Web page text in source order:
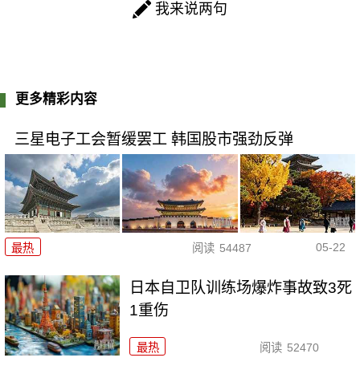
我来说两句
更多精彩内容
三星电子工会暂缓罢工 韩国股市强劲反弹
最热 阅读 54487 05-22
日本自卫队训练场爆炸事故致3死
1重伤
最热 阅读 52470